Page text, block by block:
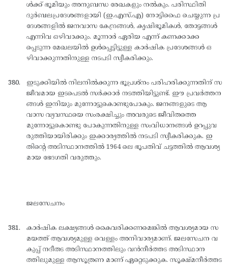
ള്‍ക്ക് ഭൂമിയും അനുബന്ധ രേഖകളും നല്‍കും. പരിസ്ഥിതി
ദുര്‍ബലപ്രദേശങ്ങളായി (ഇ.എസ്.എ) നോട്ടിഫൈ ചെയ്യുന്ന പ്ര
ദേശങ്ങളില്‍ ജനവാസ കേന്ദ്രങ്ങള്‍, കൃഷിഭൂമികള്‍, തോട്ടങ്ങള്‍
എന്നിവ ഒഴിവാക്കും. മൂന്നാര്‍ ഏരിയ എന്ന് കണക്കാക്ക
പ്പെടുന്ന മേഖലയില്‍ ഉള്‍പ്പെട്ടിട്ടുള്ള കാര്‍ഷിക പ്രദേശങ്ങള്‍ ഒ
ഴിവാക്കുന്നതിനുള്ള നടപടി സ്വീകരിക്കും.
ഇടുക്കിയില്‍ നിലനില്‍ക്കുന്ന ഭൂപ്രശ്നം പരിഹരിക്കുന്നതിന് സ
ജീവമായ ഇടപെടല്‍ സര്‍ക്കാര്‍ നടത്തിയിട്ടുണ്ട്. ഈ പ്രവര്‍ത്തന
ങ്ങള്‍ ഇനിയും മുന്നോട്ടുകൊണ്ടുപോകും. ജനങ്ങളുടെ ആ
വാസ വ്യവസ്ഥയെ സംരക്ഷിച്ചും അവരുടെ ജീവിതത്തെ
മുന്നോട്ടുകൊണ്ടു പോകുന്നതിനുള്ള സംവിധാനങ്ങള്‍ ഉറപ്പുവ
രുത്തിയായിരിക്കും ഇക്കാര്യത്തില്‍ നടപടി സ്വീകരിക്കുക. ഇ
തിന്റെ അടിസ്ഥാനത്തില്‍ 1964 ലെ ഭൂപതിവ് ചട്ടത്തില്‍ ആവശ്യ
മായ ഭേദഗതി വരുത്തും.
ജലസേചനം
കാര്‍ഷിക ലക്ഷ്യങ്ങള്‍ കൈവരിക്കണമെങ്കില്‍ ആവശ്യമായ സ
മയത്ത് ആവശ്യമുള്ള വെള്ളം അനിവാര്യമാണ്. ജലസേചന വ
കുപ്പ് നദീതട അടിസ്ഥാനത്തിലും വന്‍നീര്‍ത്തട അടിസ്ഥാന
ത്തിലുമുള്ള ആസൂത്രണ മാണ് ഏറ്റെടുക്കുക. സൂക്ഷ്മനീര്‍ത്തട